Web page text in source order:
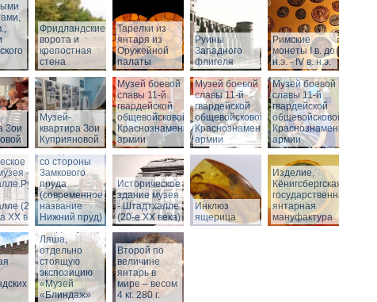
Фридландские
ворота и
крепостная
стена
Тарелки из
янтаря из
Оружейной
палаты
Руины
Западного
флигеля
Римские
монеты I в. до
н.э. - IV в. н.э.
Зои
Музей-
квартира Зои
Куприяновой
Музей боевой
славы 11-й
гвардейской
общевойсковой
Краснознаменной
армии
Музей боевой
славы 11-й
гвардейской
общевойсковой
Краснознаменной
армии
Музей боевой
славы 11-й
гвардейской
общевойсковой
Краснознаменной
армии
-
(2-я
ХХ века)
Историческое
здание музея
-
Штадтхалле.
Вид на
Штадтхалле
со стороны
Замкового
пруда
(современное
название
Нижний пруд)
Историческое
здание музея
- Штадтхалле
(20-е XX века)
Инклюз
ящерица
Изделие,
Кёнигсбергская
государственная
янтарная
мануфактура
Вход в бункер
Ляша,
отдельно
стоящую
экспозицию
«Музей
«Блиндаж»
Второй по
величине
янтарь в
мире – весом
4 кг. 280 г.